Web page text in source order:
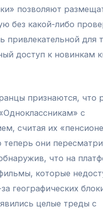
позволяют
без какой-либо
привлекательной для
доступ к новинкам
признаются, что
с
считая их
теперь они
что на
которые
географических
целые треды с